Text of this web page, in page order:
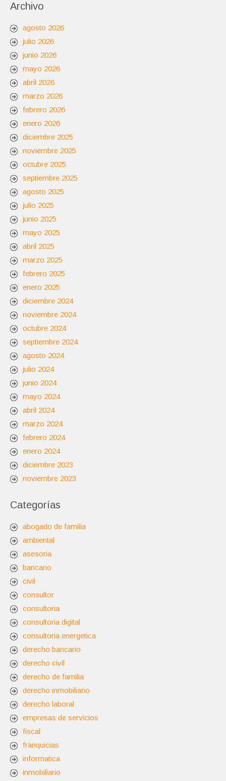
Archivo
agosto 2026
julio 2026
junio 2026
mayo 2026
abril 2026
marzo 2026
febrero 2026
enero 2026
diciembre 2025
noviembre 2025
octubre 2025
septiembre 2025
agosto 2025
julio 2025
junio 2025
mayo 2025
abril 2025
marzo 2025
febrero 2025
enero 2025
diciembre 2024
noviembre 2024
octubre 2024
septiembre 2024
agosto 2024
julio 2024
junio 2024
mayo 2024
abril 2024
marzo 2024
febrero 2024
enero 2024
diciembre 2023
noviembre 2023
Categorías
abogado de familia
ambiental
asesoria
bancario
civil
consultor
consultoria
consultoria digital
consultoria energetica
derecho bancario
derecho civil
derecho de familia
derecho inmobiliario
derecho laboral
empresas de servicios
fiscal
franquicias
informatica
inmobiliario